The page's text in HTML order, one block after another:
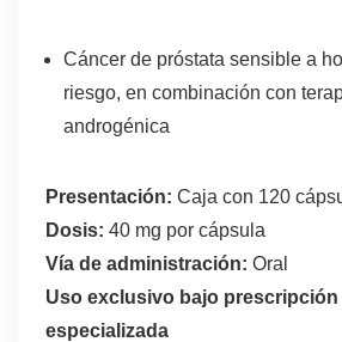
Cáncer de próstata sensible a
riesgo, en combinación con
androgénica
Presentación: Caja con 120
Dosis: 40 mg por cápsula
Vía de administración: Oral
Uso exclusivo bajo prescripción
especializada